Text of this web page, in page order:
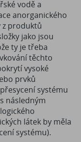
vodě a
anorganického
z produktů
jako jsou
ty je třeba
těchto
vysoké
prvků
systému
následným
látek by měla
systému).